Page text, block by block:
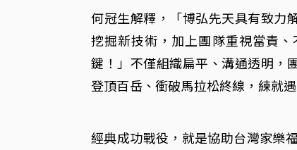
何冠生解釋，「博弘先天具有致力
挖掘新技術，加上團隊重視當責
鍵！」不僅組織扁平、溝通透明，
登頂百岳、衝破馬拉松終線，練就
經典成功戰役，就是協助台灣家樂